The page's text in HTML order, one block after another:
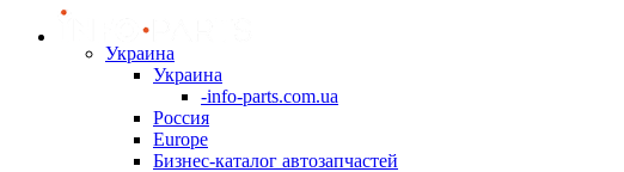
Украина
Украина
-info-parts.com.ua
Россия
Europe
Бизнес-каталог автозапчастей